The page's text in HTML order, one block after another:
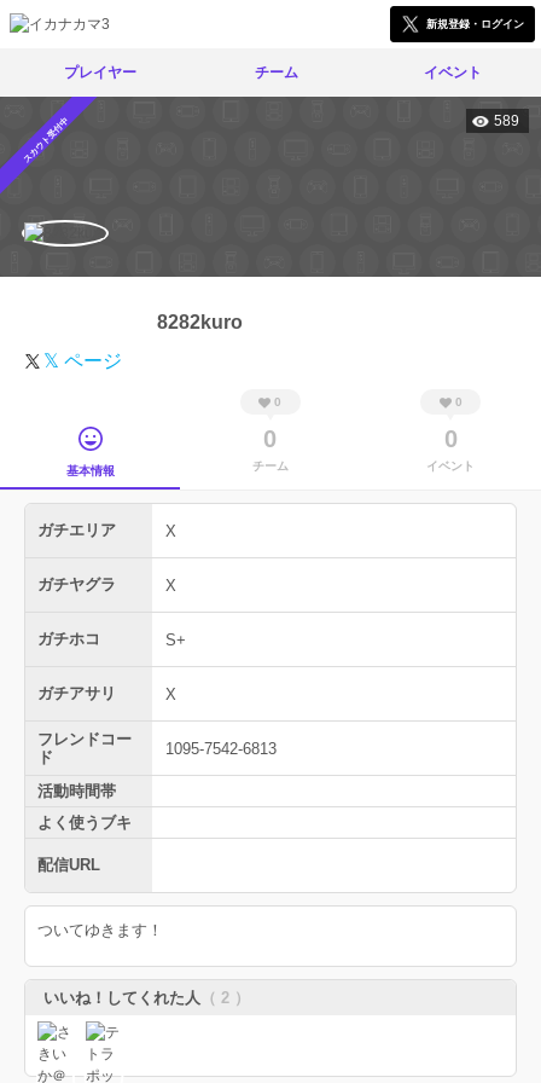
新規登録・ログイン
プレイヤー チーム イベント
スカウト受付中 589
8282kuro
𝕏 ページ
基本情報
0
0
チーム
0
0
イベント
ガチエリア X
ガチヤグラ X
ガチホコ S+
ガチアサリ X
フレンドコー
ド
1095-7542-6813
活動時間帯
よく使うブキ
配信URL
ついてゆきます！
いいね！してくれた人 （ 2 ）